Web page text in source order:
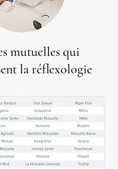
mutuelles qui
la réflexologie